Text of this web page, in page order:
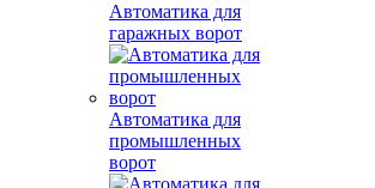
Автоматика для
гаражных ворот
Автоматика для
промышленных
ворот